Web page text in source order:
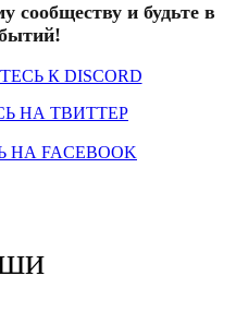
сообществу и будьте в
К DISCORD
НА ТВИТТЕР
FACEBOOK